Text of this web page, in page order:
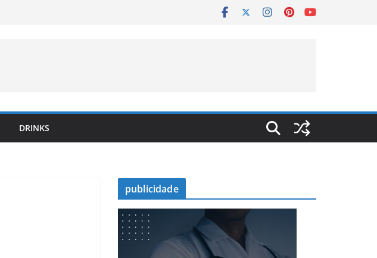
DRINKS
publicidade